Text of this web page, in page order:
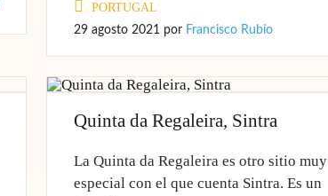
PORTUGAL
29 agosto 2021 por Francisco Rubio
Quinta da Regaleira, Sintra
La Quinta da Regaleira es otro sitio muy
especial con el que cuenta Sintra. Es un